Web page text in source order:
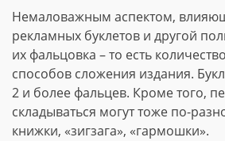
Немаловажным аспектом,
рекламных буклетов и другой
их фальцовка – то есть
способов сложения издания.
2 и более фальцев. Кроме того,
складываться могут тоже по-
книжки, «зигзага», «гармошки».